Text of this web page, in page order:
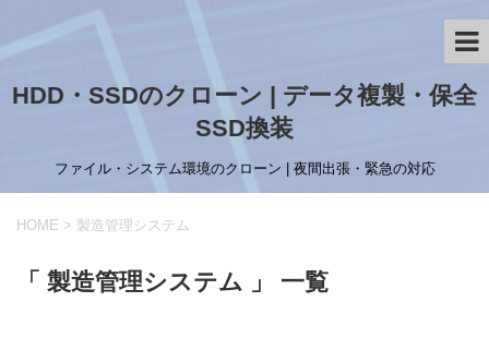
HDD・SSDのクローン | データ複製・保全
SSD換装
ファイル・システム環境のクローン | 夜間出張・緊急の対応
HOME > 製造管理システム
「 製造管理システム 」 一覧